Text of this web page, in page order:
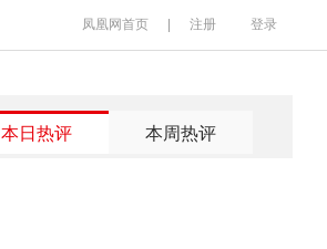
凤凰网首页 注册 登录
本日热评 本周热评